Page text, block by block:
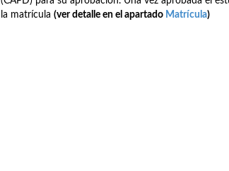
la matrícula (ver detalle en el apartado Matrícula)